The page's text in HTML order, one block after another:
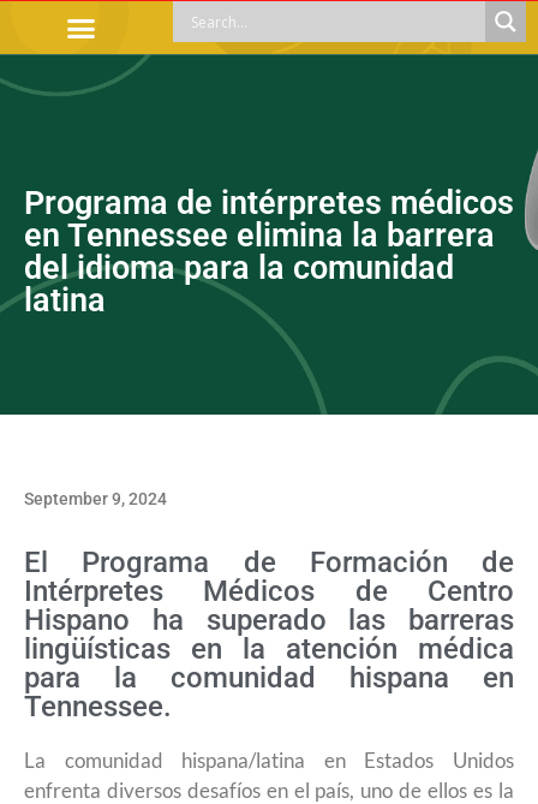
Programa de intérpretes médicos
en Tennessee elimina la barrera
del idioma para la comunidad
latina
September 9, 2024
El Programa de Formación de
Intérpretes Médicos de Centro
Hispano ha superado las barreras
lingüísticas en la atención médica
para la comunidad hispana en
Tennessee.
La comunidad hispana/latina en Estados Unidos
enfrenta diversos desafíos en el país, uno de ellos es la